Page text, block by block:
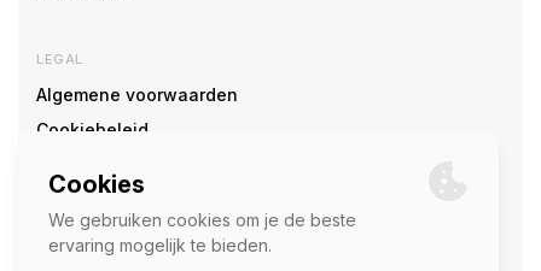
LEGAL
Algemene voorwaarden
Cookiebeleid
SOCIAL